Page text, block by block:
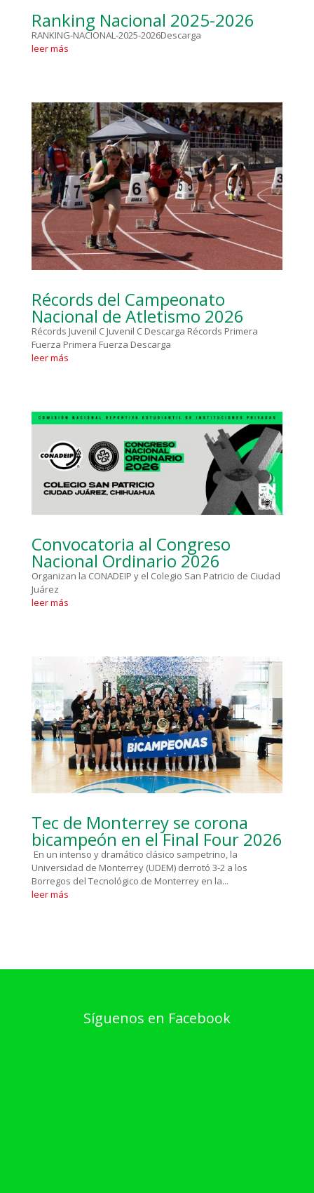
Ranking Nacional 2025-2026
RANKING-NACIONAL-2025-2026Descarga
leer más
Récords del Campeonato
Nacional de Atletismo 2026
Récords Juvenil C Juvenil C Descarga Récords Primera
Fuerza Primera Fuerza Descarga
leer más
Convocatoria al Congreso
Nacional Ordinario 2026
Organizan la CONADEIP y el Colegio San Patricio de Ciudad
Juárez
leer más
Tec de Monterrey se corona
bicampeón en el Final Four 2026
En un intenso y dramático clásico sampetrino, la
Universidad de Monterrey (UDEM) derrotó 3-2 a los
Borregos del Tecnológico de Monterrey en la...
leer más
Síguenos en Facebook